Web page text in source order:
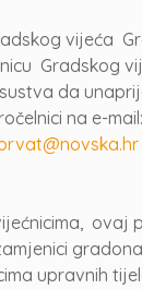
vijeća
Gradskog
da
na e-mail:
ovaj
upravnih